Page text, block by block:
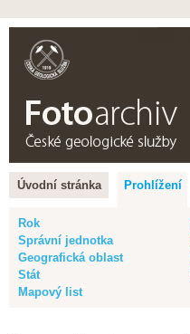
Úvodní stránka Prohlížení
Rok
Správní jednotka
Geografická oblast
Stát
Mapový list